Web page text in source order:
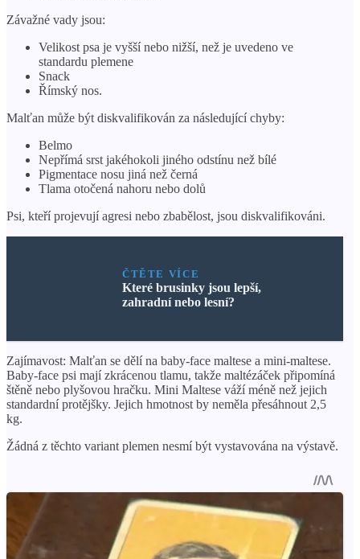
Závažné vady jsou:
Velikost psa je vyšší nebo nižší, než je uvedeno ve
standardu plemene
Snack
Římský nos.
Malťan může být diskvalifikován za následující chyby:
Belmo
Nepřímá srst jakéhokoli jiného odstínu než bílé
Pigmentace nosu jiná než černá
Tlama otočená nahoru nebo dolů
Psi, kteří projevují agresi nebo zbabělost, jsou diskvalifikováni.
ČTĚTE VÍCE
Které brusinky jsou lepší,
zahradní nebo lesní?
Zajímavost: Malťan se dělí na baby-face maltese a mini-maltese.
Baby-face psi mají zkrácenou tlamu, takže maltézáček připomíná
štěně nebo plyšovou hračku. Mini Maltese váží méně než jejich
standardní protějšky. Jejich hmotnost by neměla přesáhnout 2,5
kg.
Žádná z těchto variant plemen nesmí být vystavována na výstavě.